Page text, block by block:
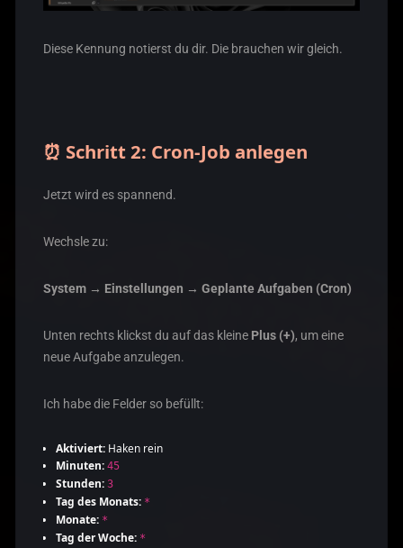
Diese Kennung notierst du dir. Die brauchen wir gleich.
⏰ Schritt 2: Cron-Job anlegen
Jetzt wird es spannend.
Wechsle zu:
System → Einstellungen → Geplante Aufgaben (Cron)
Unten rechts klickst du auf das kleine Plus (+), um eine
neue Aufgabe anzulegen.
Ich habe die Felder so befüllt:
Aktiviert:Haken rein
Minuten: 45
Stunden: 3
Tag des Monats: *
Monate: *
Tag der Woche: *